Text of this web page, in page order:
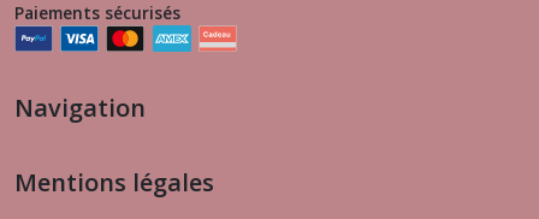
Paiements sécurisés
Navigation
Mentions légales